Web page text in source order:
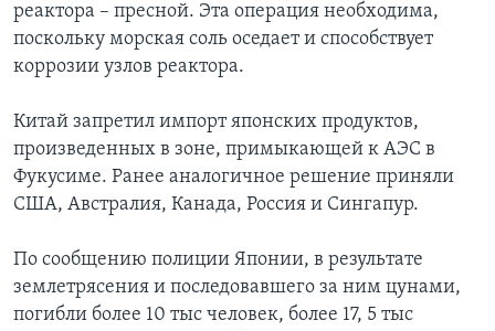
реактора – пресной. Эта операция необходима,
поскольку морская соль оседает и способствует
коррозии узлов реактора.
Китай запретил импорт японских продуктов,
произведенных в зоне, примыкающей к АЭС в
Фукусиме. Ранее аналогичное решение приняли
США, Австралия, Канада, Россия и Сингапур.
По сообщению полиции Японии, в результате
землетрясения и последовавшего за ним цунами,
погибли более 10 тыс человек, более 17, 5 тыс